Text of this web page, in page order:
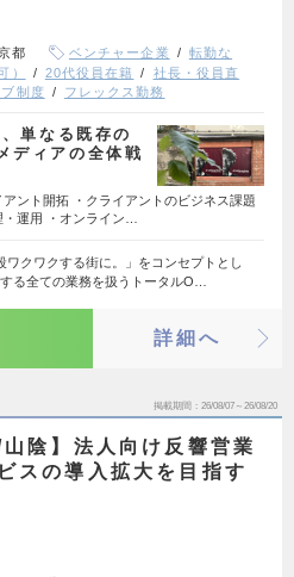
都 ベンチャー企業
転勤な
） 20代役員在籍
社長・役員直
制度 フレックス勤務
単なる既存の
ディアの全体戦
アント開拓 ・クライアントのビジネス課題
運用 ・オンライン…
ワクワクする街に。」をコンセプトとし
る全ての業務を扱うトータルO…
詳細へ
掲載期間 26/08/07～26/08/20
陰】法人向け反響営業
スの導入拡大を目指す